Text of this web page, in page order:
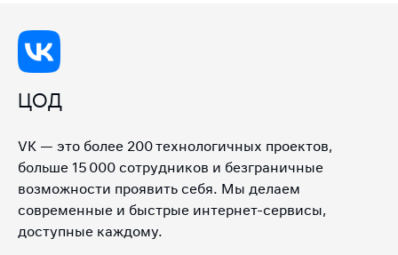
ЦОД
VK — это более 200 технологичных проектов,
больше 15 000 сотрудников и безграничные
возможности проявить себя. Мы делаем
современные и быстрые интернет-сервисы,
доступные каждому.